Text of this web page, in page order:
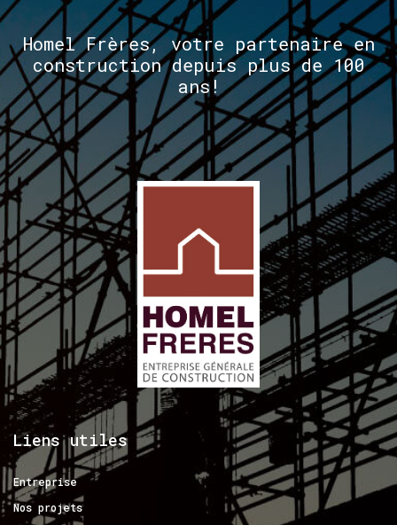
Homel Frères, votre partenaire en
construction depuis plus de 100
ans!
Liens utiles
Entreprise
Nos projets